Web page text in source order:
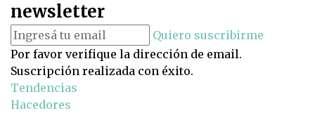
newsletter
Quiero suscribirme
Por favor verifique la dirección de email.
Suscripción realizada con éxito.
Tendencias
Hacedores